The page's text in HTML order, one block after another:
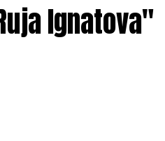
Ignatova"